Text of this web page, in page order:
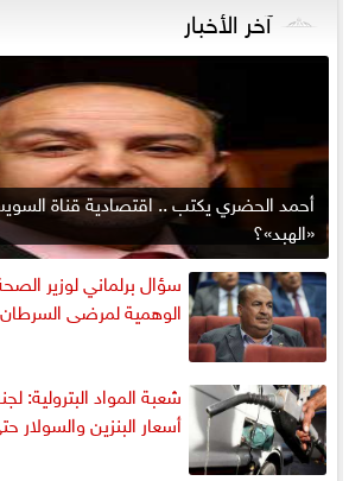
آخر الأخبار
أحمد الحضري يكتب .. اقتصادية قناة
«الهبد»؟
سؤال برلماني لوزير
الوهمية لمرضى السرطان
شعبة المواد البترولية:
أسعار البنزين والسولار